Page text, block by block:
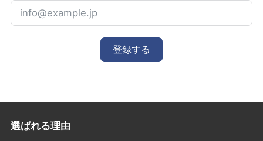
登録する
選ばれる理由